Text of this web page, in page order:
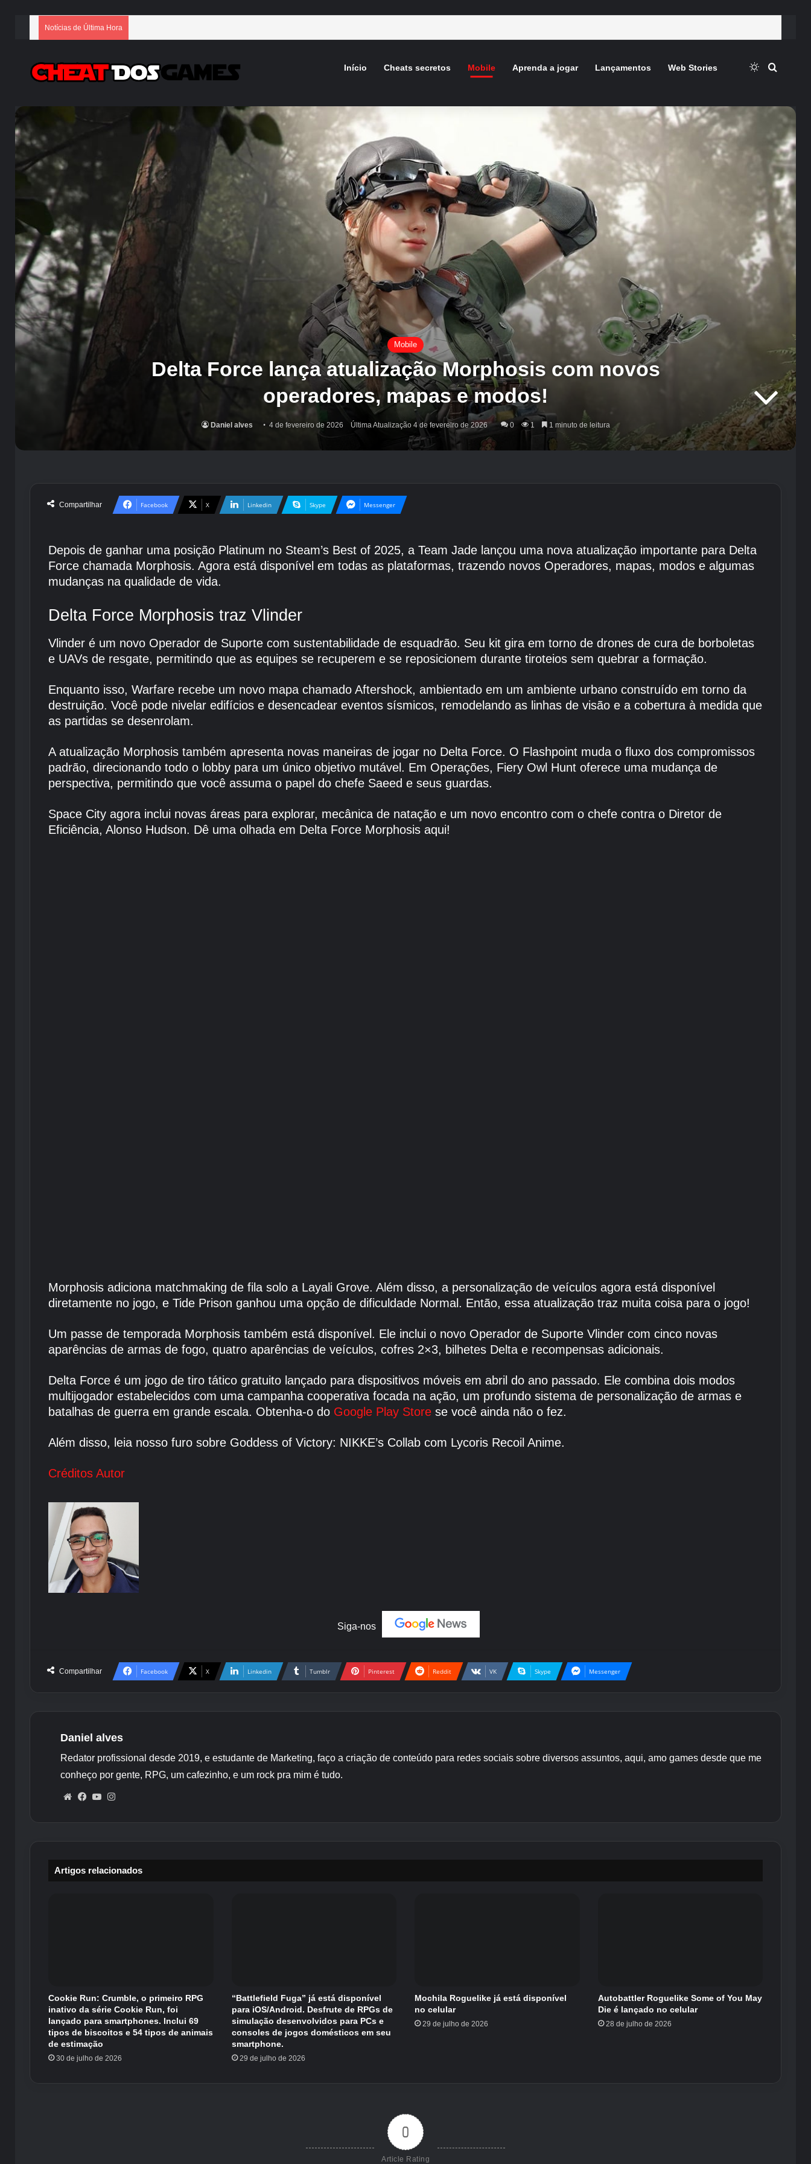
Notícias de Última Hora
Início Cheats secretos Mobile Aprenda a jogar Lançamentos Web Stories Switch skin
Mobile
Delta Force lança atualização Morphosis com novos
operadores, mapas e modos!
Daniel alves 4 de fevereiro de 2026 Última Atualização 4 de fevereiro de 2026 0 1 1 minuto de leitura
Compartilhar Facebook X Linkedin Skype Messenger
Depois de ganhar uma posição Platinum no Steam’s Best of 2025, a Team Jade lançou uma nova atualização importante para Delta
Force chamada Morphosis. Agora está disponível em todas as plataformas, trazendo novos Operadores, mapas, modos e algumas
mudanças na qualidade de vida.
Delta Force Morphosis traz Vlinder
Vlinder é um novo Operador de Suporte com sustentabilidade de esquadrão. Seu kit gira em torno de drones de cura de borboletas
e UAVs de resgate, permitindo que as equipes se recuperem e se reposicionem durante tiroteios sem quebrar a formação.
Enquanto isso, Warfare recebe um novo mapa chamado Aftershock, ambientado em um ambiente urbano construído em torno da
destruição. Você pode nivelar edifícios e desencadear eventos sísmicos, remodelando as linhas de visão e a cobertura à medida que
as partidas se desenrolam.
A atualização Morphosis também apresenta novas maneiras de jogar no Delta Force. O Flashpoint muda o fluxo dos compromissos
padrão, direcionando todo o lobby para um único objetivo mutável. Em Operações, Fiery Owl Hunt oferece uma mudança de
perspectiva, permitindo que você assuma o papel do chefe Saeed e seus guardas.
Space City agora inclui novas áreas para explorar, mecânica de natação e um novo encontro com o chefe contra o Diretor de
Eficiência, Alonso Hudson. Dê uma olhada em Delta Force Morphosis aqui!
Morphosis adiciona matchmaking de fila solo a Layali Grove. Além disso, a personalização de veículos agora está disponível
diretamente no jogo, e Tide Prison ganhou uma opção de dificuldade Normal. Então, essa atualização traz muita coisa para o jogo!
Um passe de temporada Morphosis também está disponível. Ele inclui o novo Operador de Suporte Vlinder com cinco novas
aparências de armas de fogo, quatro aparências de veículos, cofres 2×3, bilhetes Delta e recompensas adicionais.
Delta Force é um jogo de tiro tático gratuito lançado para dispositivos móveis em abril do ano passado. Ele combina dois modos
multijogador estabelecidos com uma campanha cooperativa focada na ação, um profundo sistema de personalização de armas e
batalhas de guerra em grande escala. Obtenha-o do Google Play Store se você ainda não o fez.
Além disso, leia nosso furo sobre Goddess of Victory: NIKKE’s Collab com Lycoris Recoil Anime.
Créditos Autor
Siga-nos
Compartilhar Facebook X Linkedin Tumblr Pinterest Reddit VK Skype Messenger
Daniel alves
Redator profissional desde 2019, e estudante de Marketing, faço a criação de conteúdo para redes sociais sobre diversos assuntos, aqui, amo games desde que me
conheço por gente, RPG, um cafezinho, e um rock pra mim é tudo.
WebsiteFacebook
YouTube
Artigos relacionados
Cookie Run: Crumble, o primeiro RPG
inativo da série Cookie Run, foi
lançado para smartphones. Inclui 69
tipos de biscoitos e 54 tipos de animais
de estimação
30 de julho de 2026
“Battlefield Fuga” já está disponível
para iOS/Android. Desfrute de RPGs de
simulação desenvolvidos para PCs e
consoles de jogos domésticos em seu
smartphone.
29 de julho de 2026
Mochila Roguelike já está disponível
no celular
29 de julho de 2026
Autobattler Roguelike Some of You May
Die é lançado no celular
28 de julho de 2026
0
Article Rating